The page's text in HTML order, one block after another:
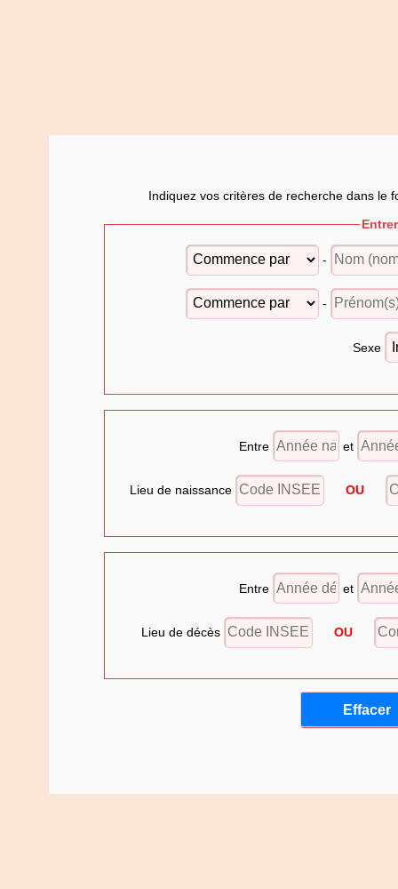
Indiquez vos critères de recherche dans le
-
-
Sexe
Entre et
Lieu de naissance OU
Entre et
Lieu de décès OU